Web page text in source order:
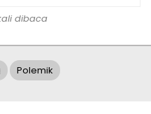
dibaca
Polemik